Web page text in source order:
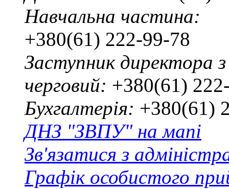
Навчальна частина:
+380(61) 222-99-78
Заступник директора
черговий: +380(61)
Бухгалтерія: +380(61)
ДНЗ "ЗВПУ" на мапі
Зв'язатися з
Графік особистого